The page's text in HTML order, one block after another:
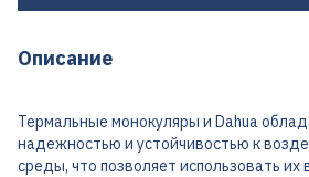
Описание
Термальные монокуляры и Dahua
надежностью и устойчивостью к
среды, что позволяет использовать их